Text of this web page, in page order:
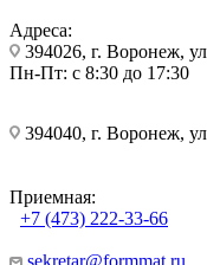
Адреса:
394026, г. Воронеж,
Пн-Пт: с 8:30 до 17:30
394040, г. Воронеж,
Приемная:
+7 (473) 222-33-66